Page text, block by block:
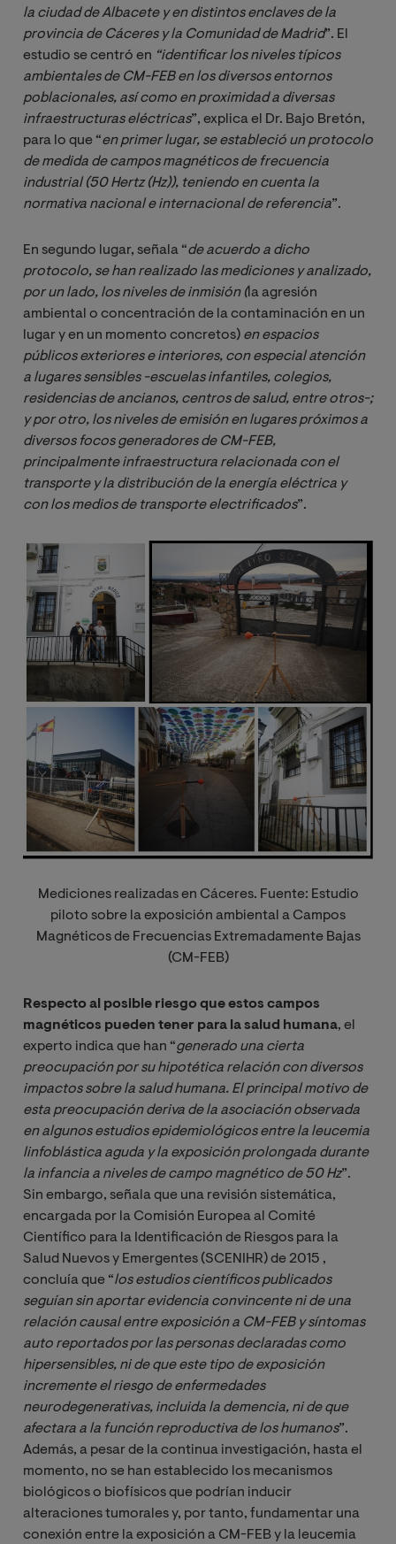
la ciudad de Albacete y en distintos enclaves de la
provincia de Cáceres y la Comunidad de Madrid”. El
estudio se centró en “identificar los niveles típicos
ambientales de CM-FEB en los diversos entornos
poblacionales, así como en proximidad a diversas
infraestructuras eléctricas”, explica el Dr. Bajo Bretón,
para lo que “en primer lugar, se estableció un protocolo
de medida de campos magnéticos de frecuencia
industrial (50 Hertz (Hz)), teniendo en cuenta la
normativa nacional e internacional de referencia”.
En segundo lugar, señala “de acuerdo a dicho
protocolo, se han realizado las mediciones y analizado,
por un lado, los niveles de inmisión (la agresión
ambiental o concentración de la contaminación en un
lugar y en un momento concretos) en espacios
públicos exteriores e interiores, con especial atención
a lugares sensibles -escuelas infantiles, colegios,
residencias de ancianos, centros de salud, entre otros-;
y por otro, los niveles de emisión en lugares próximos a
diversos focos generadores de CM-FEB,
principalmente infraestructura relacionada con el
transporte y la distribución de la energía eléctrica y
con los medios de transporte electrificados”.
Mediciones realizadas en Cáceres. Fuente: Estudio
piloto sobre la exposición ambiental a Campos
Magnéticos de Frecuencias Extremadamente Bajas
(CM-FEB)
Respecto al posible riesgo que estos campos
magnéticos pueden tener para la salud humana, el
experto indica que han “generado una cierta
preocupación por su hipotética relación con diversos
impactos sobre la salud humana. El principal motivo de
esta preocupación deriva de la asociación observada
en algunos estudios epidemiológicos entre la leucemia
linfoblástica aguda y la exposición prolongada durante
la infancia a niveles de campo magnético de 50 Hz”.
Sin embargo, señala que una revisión sistemática,
encargada por la Comisión Europea al Comité
Científico para la Identificación de Riesgos para la
Salud Nuevos y Emergentes (SCENIHR) de 2015 ,
concluía que “los estudios científicos publicados
seguían sin aportar evidencia convincente ni de una
relación causal entre exposición a CM-FEB y síntomas
auto reportados por las personas declaradas como
hipersensibles, ni de que este tipo de exposición
incremente el riesgo de enfermedades
neurodegenerativas, incluida la demencia, ni de que
afectara a la función reproductiva de los humanos”.
Además, a pesar de la continua investigación, hasta el
momento, no se han establecido los mecanismos
biológicos o biofísicos que podrían inducir
alteraciones tumorales y, por tanto, fundamentar una
conexión entre la exposición a CM-FEB y la leucemia